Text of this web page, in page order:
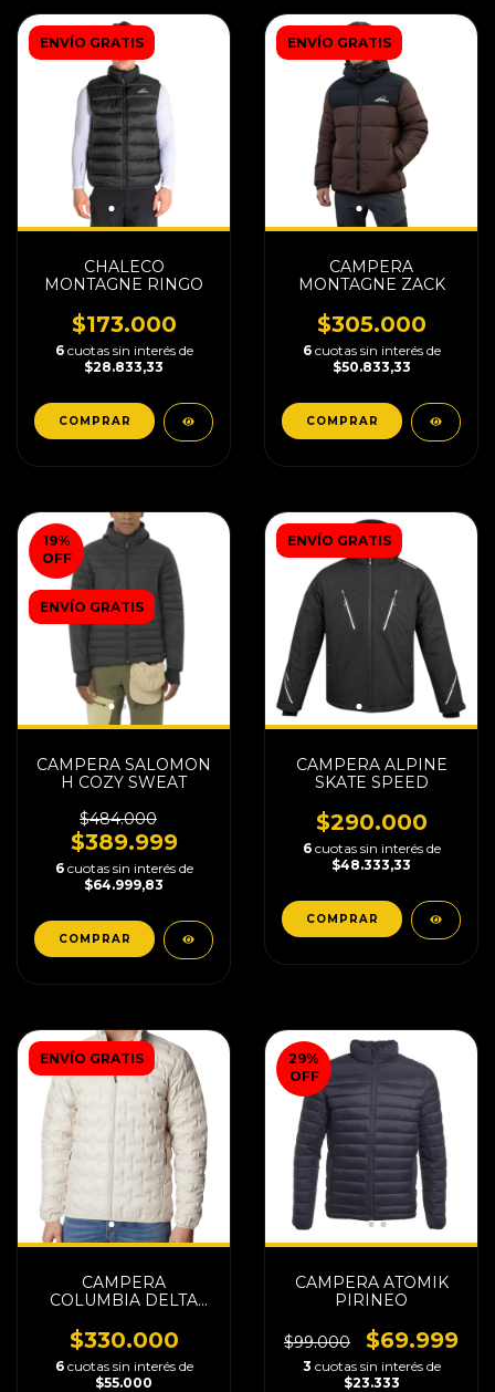
ENVÍO GRATIS
CHALECO
MONTAGNE RINGO
$173.000
6 cuotas sin interés de
$28.833,33
COMPRAR
ENVÍO GRATIS
CAMPERA
MONTAGNE ZACK
$305.000
6 cuotas sin interés de
$50.833,33
COMPRAR
19%
OFF
ENVÍO GRATIS
CAMPERA SALOMON
H COZY SWEAT
$484.000
$389.999
6 cuotas sin interés de
$64.999,83
COMPRAR
ENVÍO GRATIS
CAMPERA ALPINE
SKATE SPEED
$290.000
6 cuotas sin interés de
$48.333,33
COMPRAR
ENVÍO GRATIS
CAMPERA
COLUMBIA DELTA
$330.000
6 cuotas sin interés de
$55.000
29%
OFF
CAMPERA ATOMIK
PIRINEO
$99.000 $69.999
3 cuotas sin interés de
$23.333